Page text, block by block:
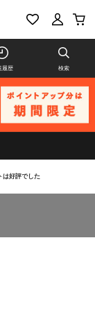
履歴 検索
は好評でした